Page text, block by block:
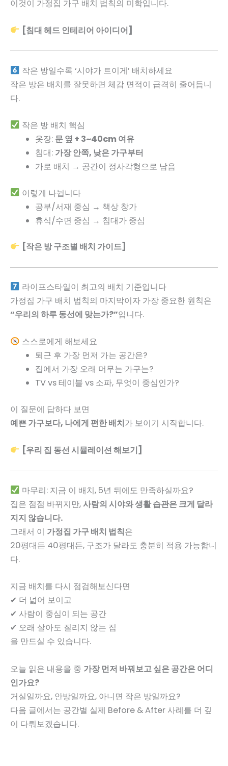
이것이 가정집 가구 배치 법칙의 미학입니다.
[침대 헤드 인테리어 아이디어]
작은 방일수록 ‘시야가 트이게’ 배치하세요
작은 방은 배치를 잘못하면 체감 면적이 급격히 줄어듭니
다.
작은 방 배치 핵심
옷장: 문 옆 + 3~40cm 여유
침대: 가장 안쪽, 낮은 가구부터
가로 배치 → 공간이 정사각형으로 남음
이렇게 나뉩니다
공부/서재 중심 → 책상 창가
휴식/수면 중심 → 침대가 중심
[작은 방 구조별 배치 가이드]
라이프스타일이 최고의 배치 기준입니다
가정집 가구 배치 법칙의 마지막이자 가장 중요한 원칙은
“우리의 하루 동선에 맞는가?”입니다.
스스로에게 해보세요
퇴근 후 가장 먼저 가는 공간은?
집에서 가장 오래 머무는 가구는?
TV vs 테이블 vs 소파, 무엇이 중심인가?
이 질문에 답하다 보면
예쁜 가구보다, 나에게 편한 배치가 보이기 시작합니다.
[우리 집 동선 시뮬레이션 해보기]
마무리: 지금 이 배치, 5년 뒤에도 만족하실까요?
집은 점점 바뀌지만,사람의 시야와 생활 습관은 크게 달라
지지 않습니다.
그래서 이 가정집 가구 배치 법칙은
20평대든 40평대든, 구조가 달라도 충분히 적용 가능합니
다.
지금 배치를 다시 점검해보신다면
✔ 더 넓어 보이고
✔ 사람이 중심이 되는 공간
✔ 오래 살아도 질리지 않는 집
을 만드실 수 있습니다.
오늘 읽은 내용을 중 가장 먼저 바꿔보고 싶은 공간은 어디
인가요?
거실일까요, 안방일까요, 아니면 작은 방일까요?
다음 글에서는 공간별 실제 Before & After 사례를 더 깊
이 다뤄보겠습니다.